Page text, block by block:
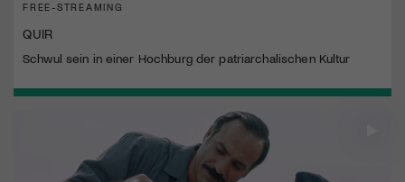
FREE-STREAMING
QUIR
Schwul sein in einer Hochburg der patriarchalischen Kultur